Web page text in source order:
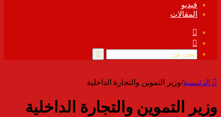
فيديو
المقالات
الموقع
RSS
بحث
الرئيسية/وزير التموين والتجارة الداخلية
وزير التموين والتجارة الداخلية